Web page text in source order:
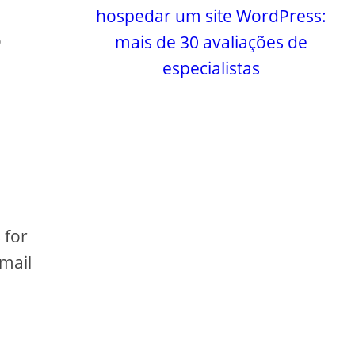
for
hospedar um site WordPress:
mais de 30 avaliações de
especialistas